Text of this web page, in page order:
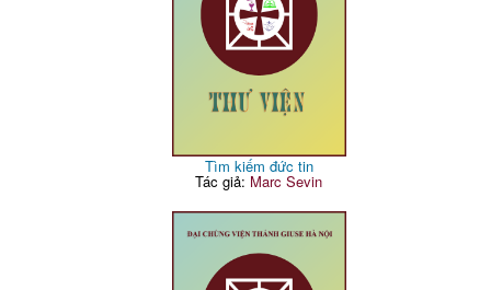
Tìm kiếm đức tin
Tác giả: Marc Sevin